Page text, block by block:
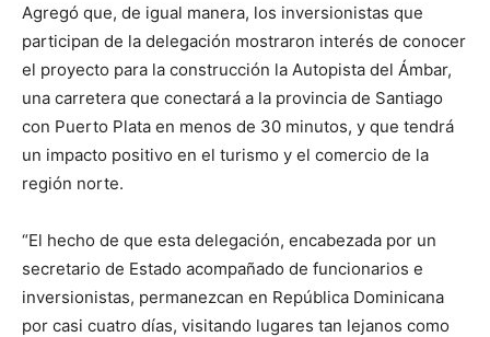
Agregó que, de igual manera, los inversionistas que
participan de la delegación mostraron interés de conocer
el proyecto para la construcción la Autopista del Ámbar,
una carretera que conectará a la provincia de Santiago
con Puerto Plata en menos de 30 minutos, y que tendrá
un impacto positivo en el turismo y el comercio de la
región norte.
“El hecho de que esta delegación, encabezada por un
secretario de Estado acompañado de funcionarios e
inversionistas, permanezcan en República Dominicana
por casi cuatro días, visitando lugares tan lejanos como